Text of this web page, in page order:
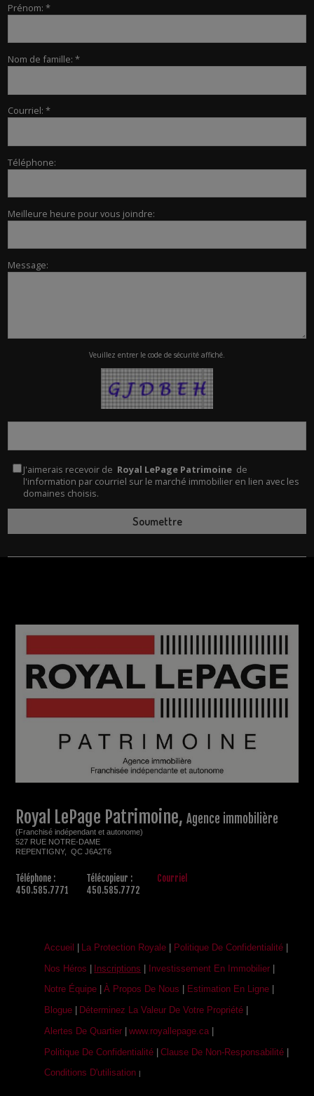
Prénom: *
Nom de famille: *
Courriel: *
Téléphone:
Meilleure heure pour vous joindre:
Message:
Veuillez entrer le code de sécurité affiché.
J'aimerais recevoir de Royal LePage Patrimoine de
l'information par courriel sur le marché immobilier en lien avec les
domaines choisis.
Royal LePage Patrimoine,Agence immobilière
(Franchisé indépendant et autonome)
527 RUE NOTRE-DAME
REPENTIGNY, QC J6A2T6
Téléphone :
450.585.7771
Télécopieur :
450.585.7772
Courriel
Accueil La Protection Royale Politique De Confidentialité
Nos Héros | Inscriptions | Investissement En Immobilier |
Notre Équipe
À Propos De Nous Estimation En Ligne
Blogue
Déterminez La Valeur De Votre Propriété
Alertes De Quartier
www.royallepage.ca
Politique De Confidentialité | Clause De Non-Responsabilité |
Conditions D'utilisation